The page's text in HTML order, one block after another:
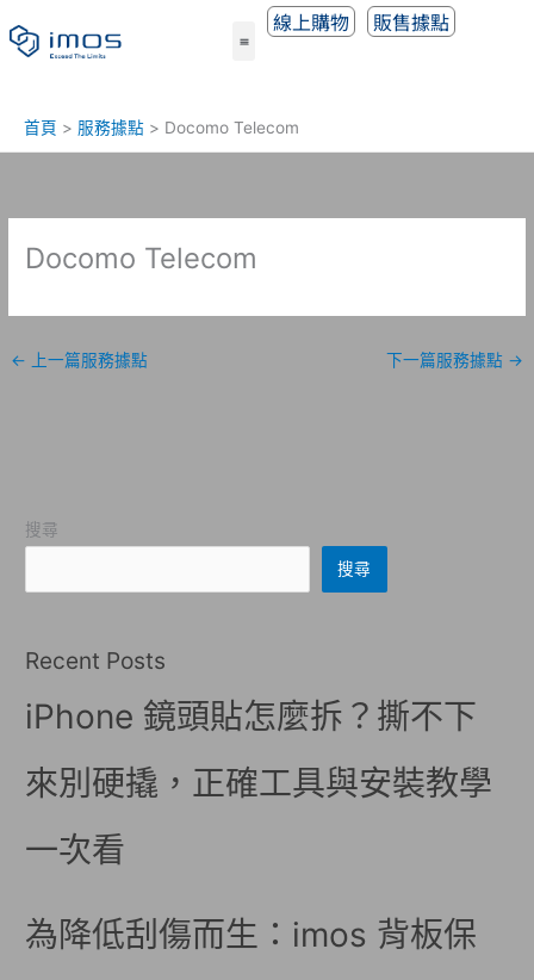
至
線上購物 販售據點
首頁 服務據點 Docomo Telecom
Docomo Telecom
← 上一篇服務據點 下一篇服務據點 →
搜尋
搜尋
Recent Posts
iPhone 鏡頭貼怎麼拆？撕不下
來別硬撬，正確工具與安裝教學
一次看
為降低刮傷而生：imos 背板保